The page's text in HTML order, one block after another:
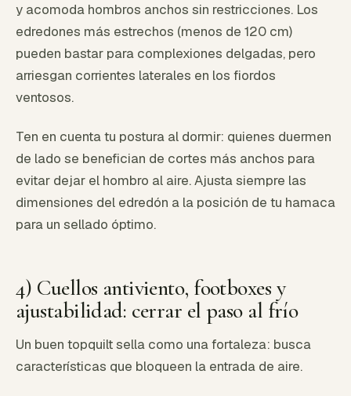
y acomoda hombros anchos sin restricciones. Los
edredones más estrechos (menos de 120 cm)
pueden bastar para complexiones delgadas, pero
arriesgan corrientes laterales en los fiordos
ventosos.
Ten en cuenta tu postura al dormir: quienes duermen
de lado se benefician de cortes más anchos para
evitar dejar el hombro al aire. Ajusta siempre las
dimensiones del edredón a la posición de tu hamaca
para un sellado óptimo.
4) Cuellos antiviento, footboxes y
ajustabilidad: cerrar el paso al frío
Un buen topquilt sella como una fortaleza: busca
características que bloqueen la entrada de aire.